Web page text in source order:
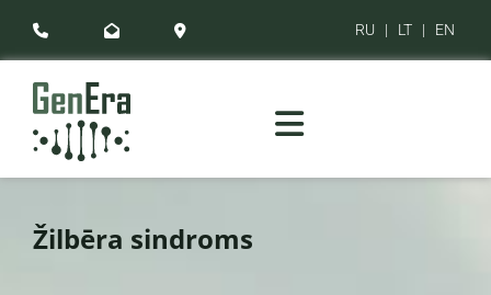
   RU | LT| EN
Žilbēra sindroms